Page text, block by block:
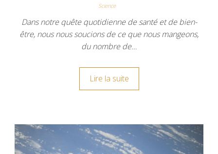
Science
Dans notre quête quotidienne de santé et de bien-
être, nous nous soucions de ce que nous mangeons,
du nombre de…
Lire la suite